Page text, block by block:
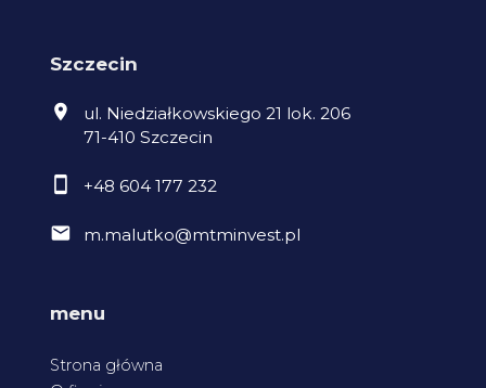
Szczecin
ul. Niedziałkowskiego 21 lok. 206
71-410 Szczecin
+48 604 177 232
m.malutko@mtminvest.pl
menu
Strona główna